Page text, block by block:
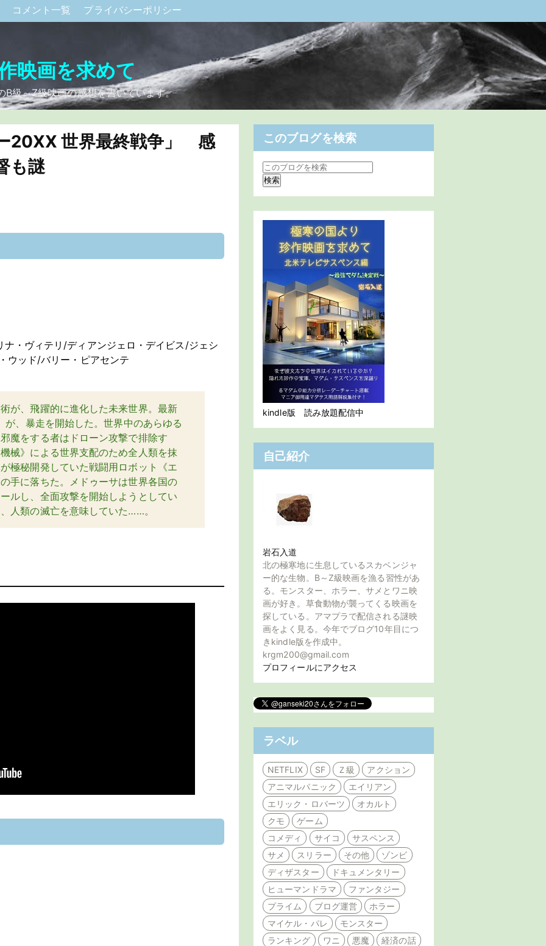
コメント一覧 プライバシーポリシー
映画を求めて
級～Z級映画の感想を書いています。
20XX 世界最終戦争」 感
も謎
・ヴィテリ/ディアンジェロ・デイビス/ジェシ
ウッド/バリー・ピアセンテ
が、飛躍的に進化した未来世界。最新
が、暴走を開始した。世界中のあらゆる
魔をする者はドローン攻撃で排除す
械》による世界支配のため全人類を抹
極秘開発していた戦闘用ロボット《エ
手に落ちた。メドゥーサは世界各国の
ルし、全面攻撃を開始しようとしてい
人類の滅亡を意味していた……。
このブログを検索
kindle版 読み放題配信中
自己紹介
岩石入道
北の極寒地に生息しているスカベンジャ
ー的な生物。B～Z級映画を漁る習性があ
る。モンスター、ホラー、サメとワニ映
画が好き。草食動物が襲ってくる映画を
探している。アマプラで配信される謎映
画をよく見る。今年でブログ10年目につ
きkindle版を作成中。
krgm200@gmail.com
プロフィールにアクセス
ラベル
NETFLIX SF Ｚ級
アクション
アニマルパニック
エイリアン
エリック・ロバーツ
オカルト
クモ
ゲーム
コメディ
サイコ
サスペンス
サメ
スリラー その他
ゾンビ
ディザスター
ドキュメンタリー
ヒューマンドラマ
ファンタジー
プライム
ブログ運営
ホラー
マイケル・パレ
モンスター
ランキング
ワニ 悪魔
経済の話